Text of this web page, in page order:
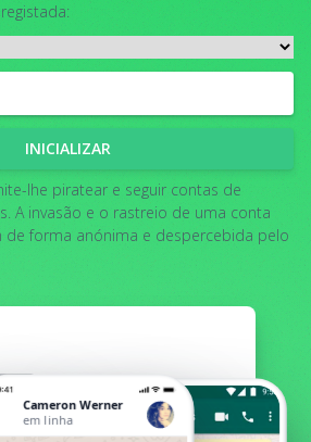
INICIALIZAR
lhe piratear e seguir contas de
A invasão e o rastreio de uma conta
de forma anónima e despercebida pelo
Cameron Werner
em linha